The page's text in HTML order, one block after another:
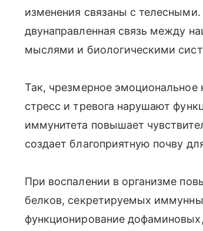
изменения связаны с
двунаправленная связь между
мыслями и биологическими
Так, чрезмерное эмоциональное
стресс и тревога нарушают
иммунитета повышает
создает благоприятную почву
При воспалении в организме
белков, секретируемых
функционирование